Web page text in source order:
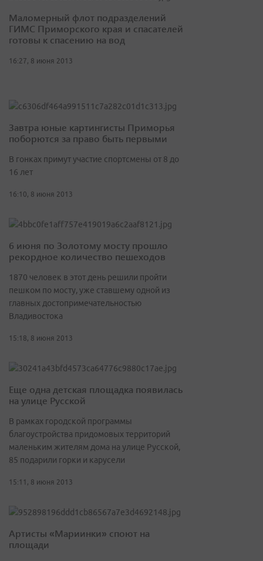
Маломерный флот подразделений
ГИМС Приморского края и спасателей
готовы к спасению на вод
16:27, 8 июня 2013
Завтра юные картингисты Приморья
поборются за право быть первыми
В гонках примут участие спортсмены от 8 до
16 лет
16:10, 8 июня 2013
6 июня по Золотому мосту прошло
рекордное количество пешеходов
1870 человек в этот день решили пройти
пешком по мосту, уже ставшему одной из
главных достопримечательностью
Владивостока
15:18, 8 июня 2013
Еще одна детская площадка появилась
на улице Русской
В рамках городской программы
благоустройства придомовых территорий
маленьким жителям дома на улице Русской,
85 подарили горки и карусели
15:11, 8 июня 2013
Артисты «Мариинки» споют на
площади